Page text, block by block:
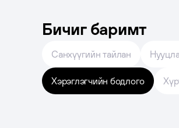
Бичиг баримт
Санхүүгийн тайлан
Хэрэглэгчийн бодлого